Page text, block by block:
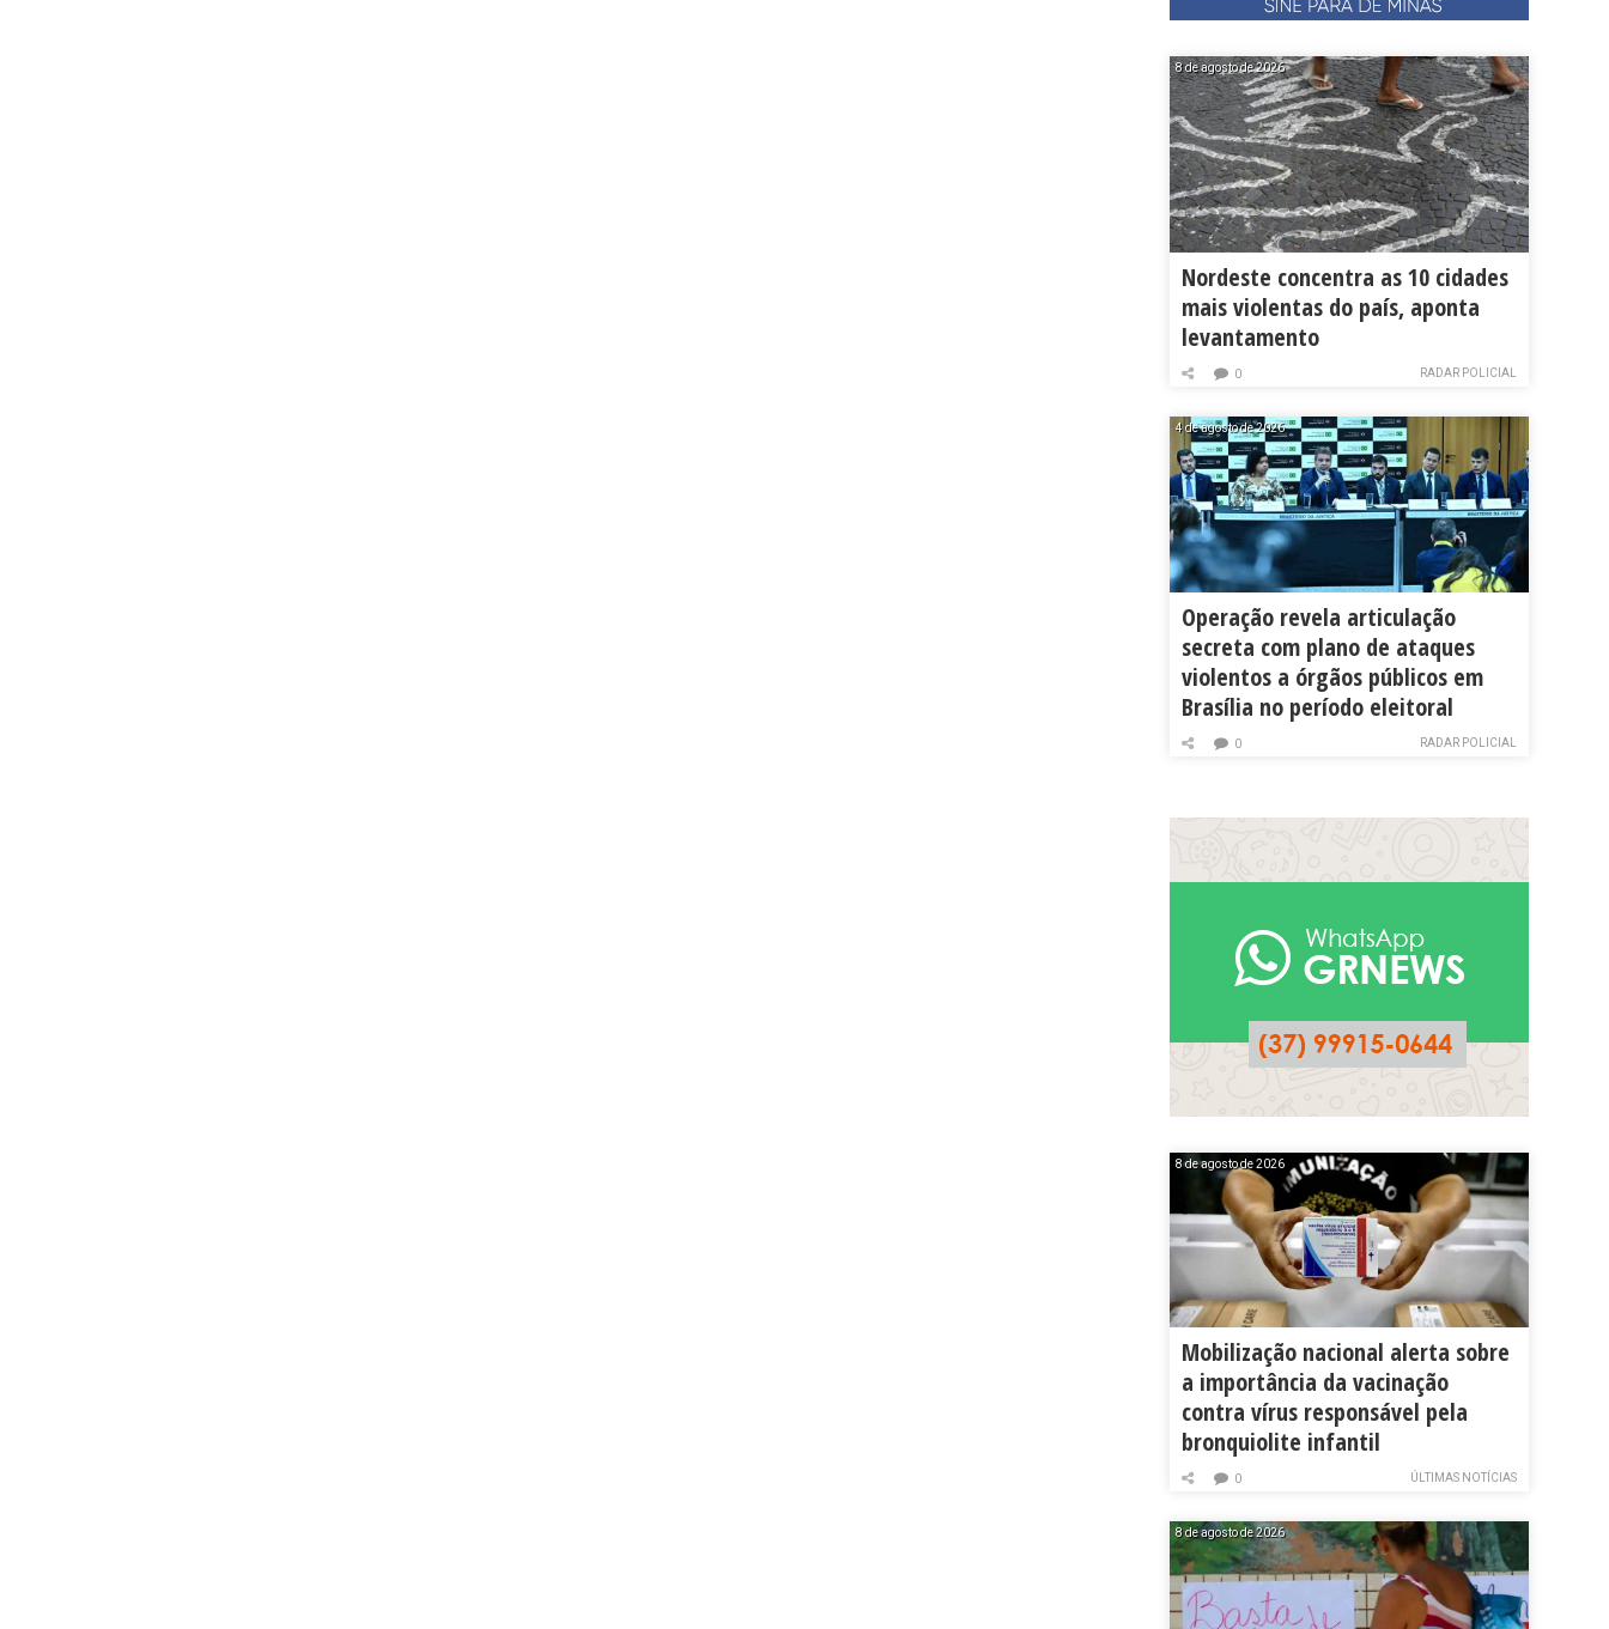
8 de agosto de 2026
Nordeste concentra as 10 cidades
mais violentas do país, aponta
levantamento
RADAR POLICIAL
0
4 de agosto de 2026
Operação revela articulação
secreta com plano de ataques
violentos a órgãos públicos em
Brasília no período eleitoral
RADAR POLICIAL
0
8 de agosto de 2026
Mobilização nacional alerta sobre
a importância da vacinação
contra vírus responsável pela
bronquiolite infantil
ÚLTIMAS NOTÍCIAS
0
8 de agosto de 2026